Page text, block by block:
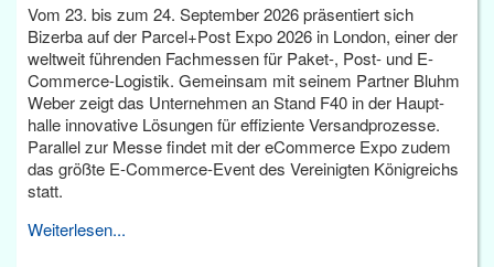
Vom 23. bis zum 24. September 2026 präsentiert sich
Bizerba auf der Parcel+Post Expo 2026 in London, einer der
weltweit führenden Fachmessen für Paket-, Post- und E-
Commerce-Logistik. Gemeinsam mit seinem Partner Bluhm
Weber zeigt das Unternehmen an Stand F40 in der Haupt­
halle innovative Lösungen für effiziente Versandprozesse.
Parallel zur Messe findet mit der eCommerce Expo zudem
das größte E-Commerce-Event des Vereinigten Königreichs
statt.
Weiterlesen...